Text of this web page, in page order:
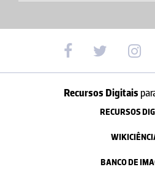
Recursos Digitais
RECURSOS
BANCO DE